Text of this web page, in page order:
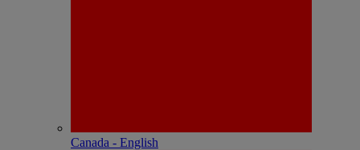
Canada - English